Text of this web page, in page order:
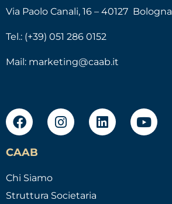
Via Paolo Canali, 16 – 40127 Bologna
Tel.: (+39) 051 286 0152
Mail: marketing@caab.it
CAAB
Chi Siamo
Struttura Societaria